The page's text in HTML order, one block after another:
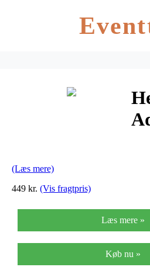
(Læs mere)
449 kr. (Vis fragtpris)
Læs mere »
Køb nu »